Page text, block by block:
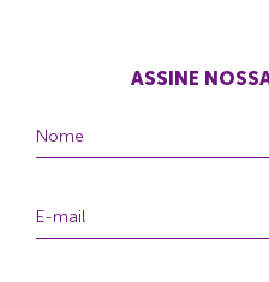
ASSINE